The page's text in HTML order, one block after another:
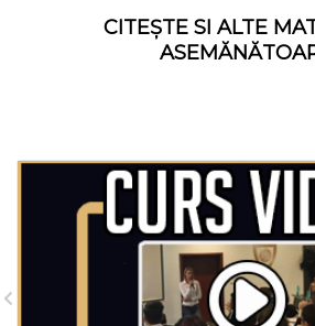
CITEȘTE SI ALTE